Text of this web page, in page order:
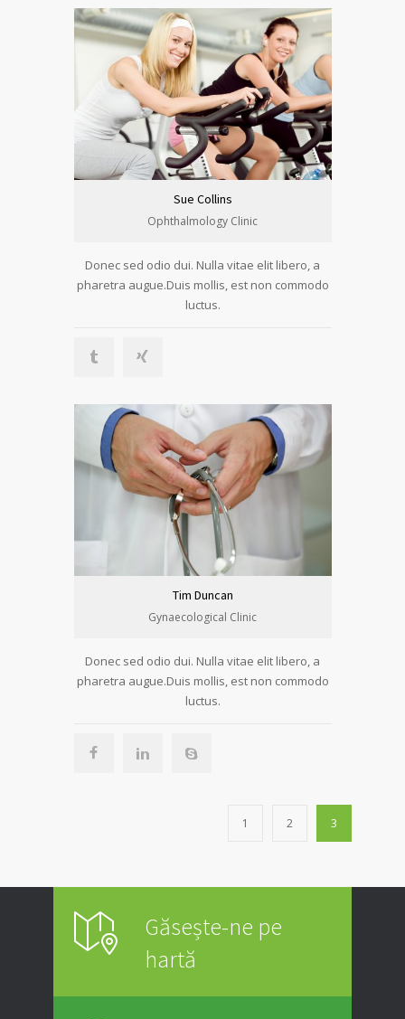
Sue Collins
Ophthalmology Clinic
Donec sed odio dui. Nulla vitae elit libero, a
pharetra augue.Duis mollis, est non commodo
luctus.
Tim Duncan
Gynaecological Clinic
Donec sed odio dui. Nulla vitae elit libero, a
pharetra augue.Duis mollis, est non commodo
luctus.
1 2 3
Găsește-ne pe
hartă